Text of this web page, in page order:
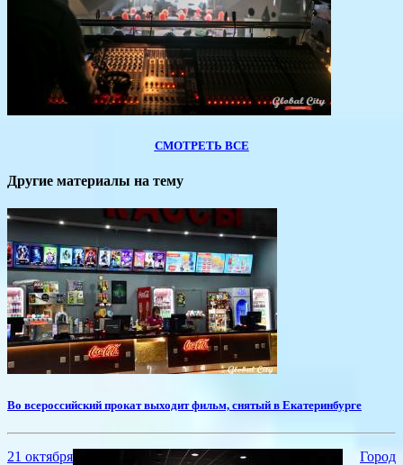
СМОТРЕТЬ ВСЕ
Другие материалы на тему
​Во всероссийский прокат выходит фильм, снятый в Екатеринбурге
21 октября Город